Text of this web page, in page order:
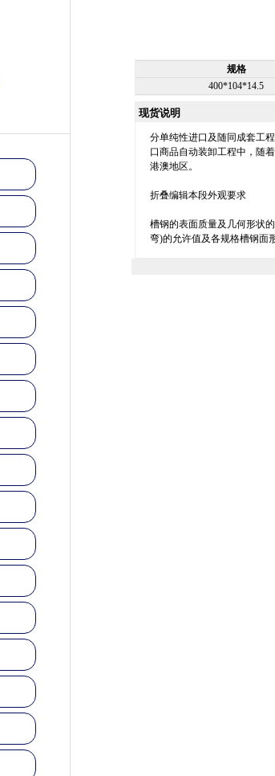
规格
400*104*14.5
现货说明
分单纯性进口及随同成套工
口商品自动装卸工程中，随
港澳地区。
折叠编辑本段外观要求
槽钢的表面质量及几何形状
弯)的允许值及各规格槽钢面